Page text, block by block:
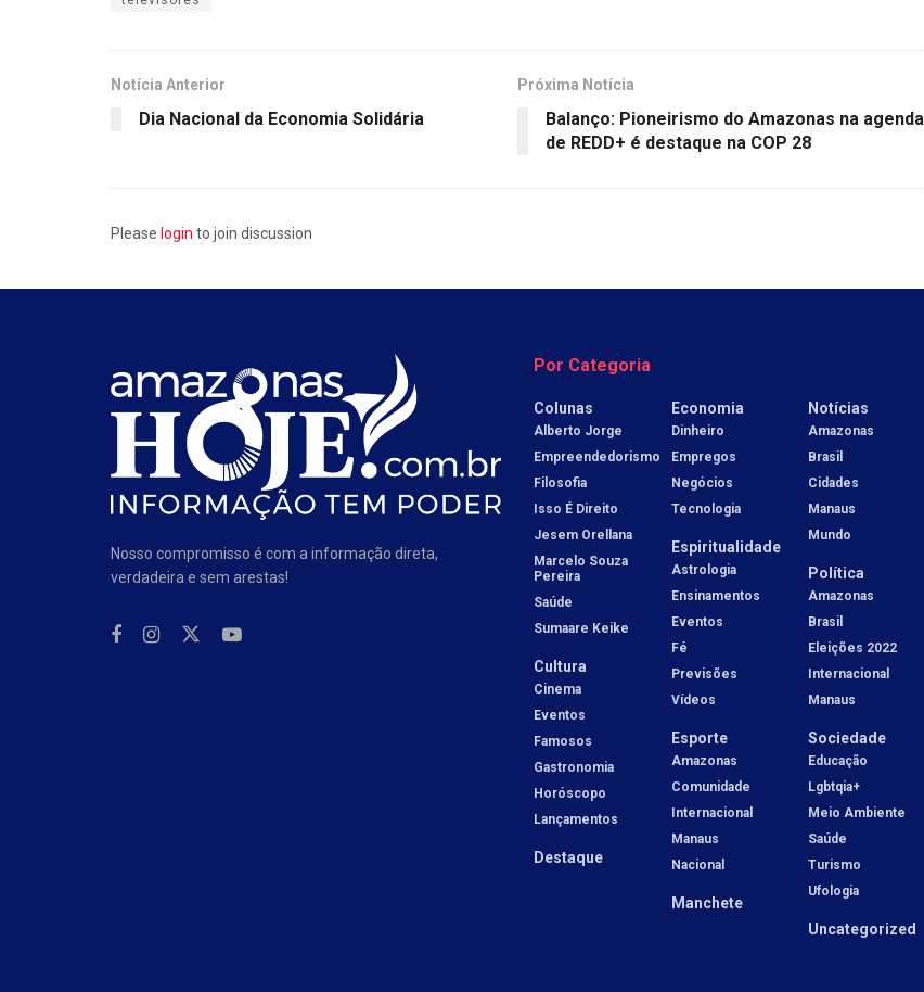
Notícia Anterior
Dia Nacional da Economia Solidária
Próxima Notícia
Balanço: Pioneirismo do Amazonas na agenda
de REDD+ é destaque na COP 28
Please login to join discussion
Nosso compromisso é com a informação direta,
verdadeira e sem arestas!
Por Categoria
Colunas
Alberto Jorge
Empreendedorismo
Filosofia
Isso É Direito
Jesem Orellana
Marcelo Souza
Pereira
Saúde
Sumaare Keike
Cultura
Cinema
Eventos
Famosos
Gastronomia
Horóscopo
Lançamentos
Destaque
Economia
Dinheiro
Empregos
Negócios
Tecnologia
Espiritualidade
Astrologia
Ensinamentos
Eventos
Fé
Previsões
Vídeos
Esporte
Amazonas
Comunidade
Internacional
Manaus
Nacional
Manchete
Notícias
Amazonas
Brasil
Cidades
Manaus
Mundo
Política
Amazonas
Brasil
Eleições 2022
Internacional
Manaus
Sociedade
Educação
Lgbtqia+
Meio Ambiente
Saúde
Turismo
Ufologia
Uncategorized